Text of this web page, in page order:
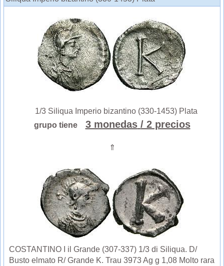
1/3 Siliqua Imperio bizantino (330-1453) Plata
grupo tiene
3 monedas / 2 precios
⇑
COSTANTINO I il Grande (307-337) 1/3 di Siliqua. D/
Busto elmato R/ Grande K. Trau 3973 Ag g 1,08 Molto rara